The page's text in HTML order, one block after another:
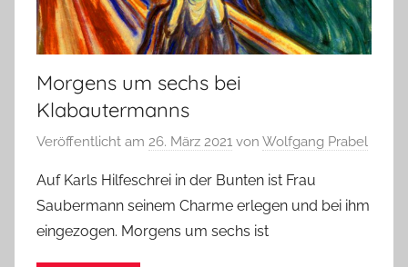
Morgens um sechs bei
Klabautermanns
Veröffentlicht am 26. März 2021 von Wolfgang Prabel
Auf Karls Hilfeschrei in der Bunten ist Frau
Saubermann seinem Charme erlegen und bei ihm
eingezogen. Morgens um sechs ist